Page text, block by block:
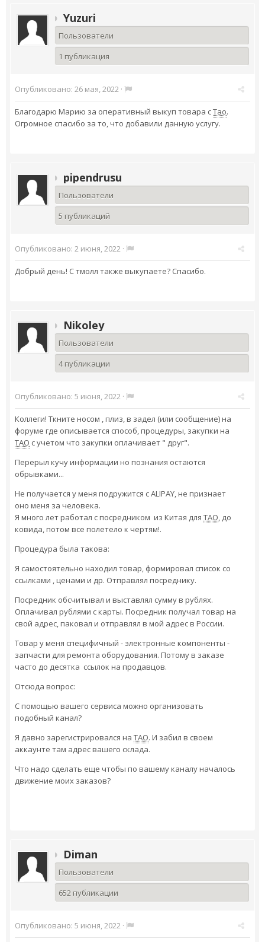
Yuzuri
Пользователи
1 публикация
Опубликовано: 26 мая, 2022 ·
Благодарю Марию за оперативный выкуп товара сТао.
Огромное спасибо за то, что добавили данную услугу.
pipendrusu
Пользователи
5 публикаций
Опубликовано: 2 июня, 2022 ·
Добрый день! С тмолл также выкупаете? Спасибо.
Nikoley
Пользователи
4 публикации
Опубликовано: 5 июня, 2022 ·
Коллеги! Ткните носом , плиз, в задел (или сообщение) на
форуме где описывается способ, процедуры, закупки на
ТАО с учетом что закупки оплачивает " друг".
Перерыл кучу информации но познания остаются
обрывками...
Не получается у меня подружится с ALIPAY, не признает
оно меня за человека.
Я много лет работал с посредником из Китая для ТАО, до
ковида, потом все полетело к чертям!.
Процедура была такова:
Я самостоятельно находил товар, формировал список со
ссылками , ценами и др. Отправлял посреднику.
Посредник обсчитывал и выставлял сумму в рублях.
Оплачивал рублями с карты. Посредник получал товар на
свой адрес, паковал и отправлял в мой адрес в России.
Товар у меня специфичный - электронные компоненты -
запчасти для ремонта оборудования. Потому в заказе
часто до десятка ссылок на продавцов.
Отсюда вопрос:
С помощью вашего сервиса можно организовать
подобный канал?
Я давно зарегистрировался на ТАО. И забил в своем
аккаунте там адрес вашего склада.
Что надо сделать еще чтобы по вашему каналу началось
движение моих заказов?
Diman
Пользователи
652 публикации
Опубликовано: 5 июня, 2022 ·